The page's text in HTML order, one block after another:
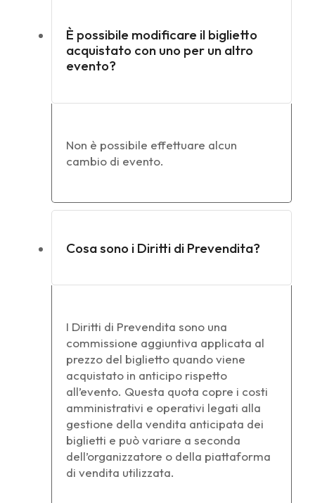
È possibile modificare il biglietto
acquistato con uno per un altro
evento?
Non è possibile effettuare alcun
cambio di evento.
Cosa sono i Diritti di Prevendita?
I Diritti di Prevendita sono una
commissione aggiuntiva applicata al
prezzo del biglietto quando viene
acquistato in anticipo rispetto
all’evento. Questa quota copre i costi
amministrativi e operativi legati alla
gestione della vendita anticipata dei
biglietti e può variare a seconda
dell’organizzatore o della piattaforma
di vendita utilizzata.